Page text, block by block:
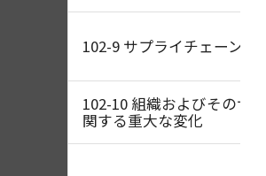
102-9 サプライチェーン
102-10 組織およびそのサ
関する重大な変化